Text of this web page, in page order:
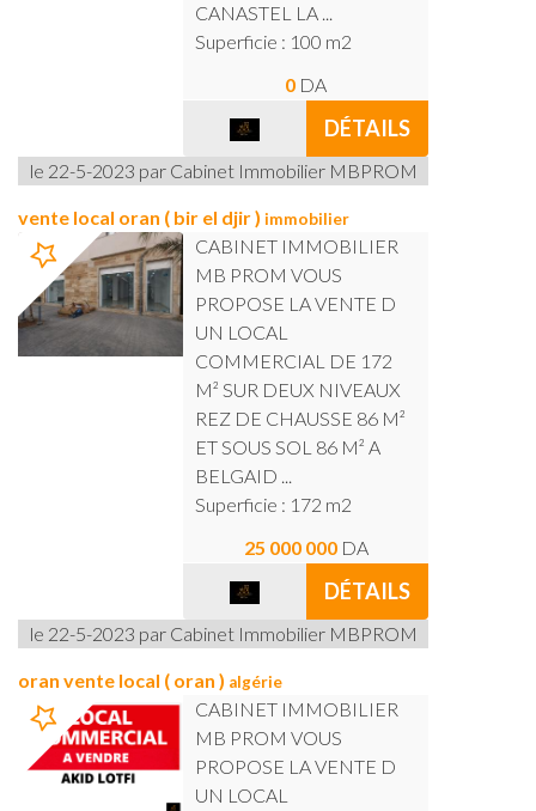
CANASTEL LA ...
Superficie : 100 m2
0 DA
DÉTAILS
le 22-5-2023 par Cabinet Immobilier MBPROM
vente local oran ( bir el djir ) immobilier
CABINET IMMOBILIER
MB PROM VOUS
PROPOSE LA VENTE D
UN LOCAL
COMMERCIAL DE 172
M² SUR DEUX NIVEAUX
REZ DE CHAUSSE 86 M²
ET SOUS SOL 86 M² A
BELGAID ...
Superficie : 172 m2
25 000 000 DA
DÉTAILS
le 22-5-2023 par Cabinet Immobilier MBPROM
oran vente local ( oran ) algérie
CABINET IMMOBILIER
MB PROM VOUS
PROPOSE LA VENTE D
UN LOCAL